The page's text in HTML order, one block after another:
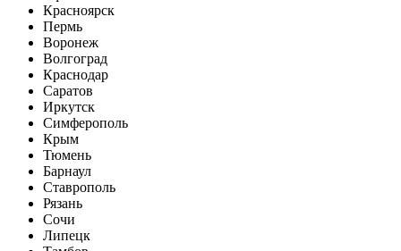
Красноярск
Пермь
Воронеж
Волгоград
Краснодар
Саратов
Иркутск
Симферополь
Крым
Тюмень
Барнаул
Ставрополь
Рязань
Сочи
Липецк